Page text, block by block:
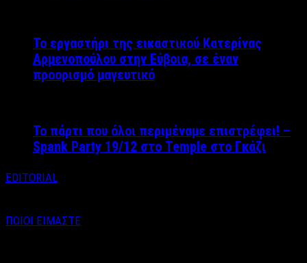
Το εργαστήρι της εικαστικού Κατερίνας
Αρμενοπούλου στην Εύβοια, σε έναν
προορισμό μαγευτικό
Το πάρτι που όλοι περιμέναμε επιστρέφει! –
Spank Party 19/12 στο Temple στο Γκάζι
EDITORIAL
ΠΟΙΟΙ ΕΙΜΑΣΤΕ